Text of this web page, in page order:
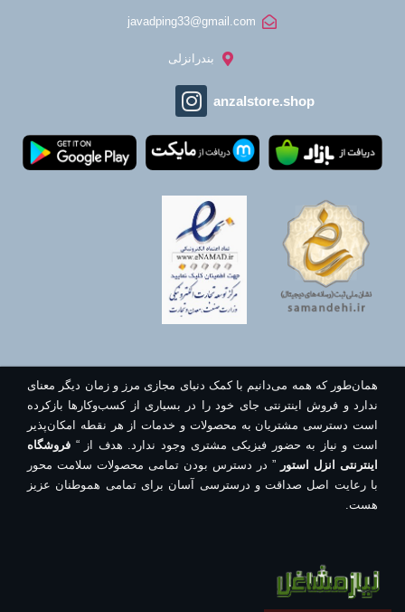
javadping33@gmail.com
بندرانزلی
anzalstore.shop
همان‌طور که همه می‌دانیم با کمک دنیای مجازی مرز و زمان دیگر معنای
ندارد و فروش اینترنتی جای خود را در بسیاری از کسب‌وکارها بازکرده
است دسترسی مشتریان به محصولات و خدمات از هر نقطه امکان‌پذیر
است و نیاز به حضور فیزیکی مشتری وجود ندارد. هدف از “ فروشگاه
اینترنتی انزل استور” در دسترس بودن تمامی محصولات سلامت محور
با رعایت اصل صداقت و درسترسی آسان برای تمامی هموطنان عزیز
هست.